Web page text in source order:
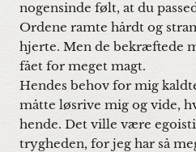
nogensinde følt, at du
Ordene ramte hårdt og
hjerte. Men de bekræftede
fået for meget magt.
Hendes behov for mig
måtte løsrive mig og vide,
hende. Det ville være
trygheden, for jeg har så